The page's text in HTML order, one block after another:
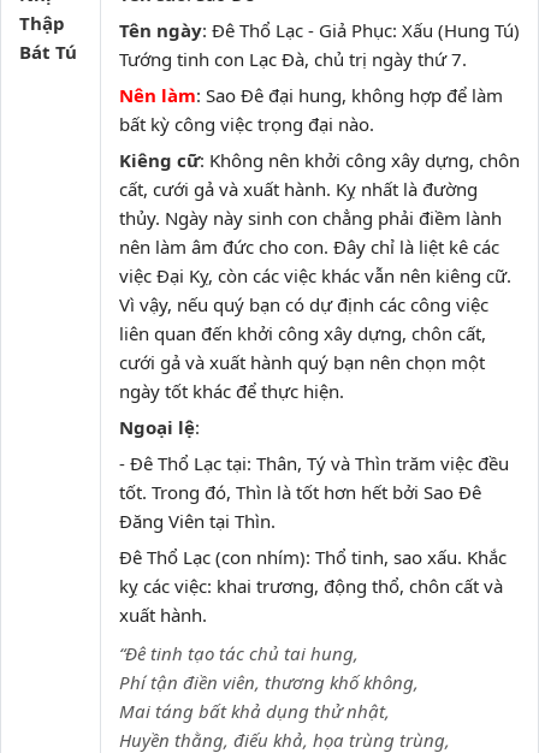
Thập
Bát Tú
Tên ngày: Đê Thổ Lạc - Giả Phục: Xấu (Hung Tú)
Tướng tinh con Lạc Đà, chủ trị ngày thứ 7.
Nên làm: Sao Đê đại hung, không hợp để làm
bất kỳ công việc trọng đại nào.
Kiêng cữ: Không nên khởi công xây dựng, chôn
cất, cưới gả và xuất hành. Kỵ nhất là đường
thủy. Ngày này sinh con chẳng phải điềm lành
nên làm âm đức cho con. Đây chỉ là liệt kê các
việc Đại Kỵ, còn các việc khác vẫn nên kiêng cữ.
Vì vậy, nếu quý bạn có dự định các công việc
liên quan đến khởi công xây dựng, chôn cất,
cưới gả và xuất hành quý bạn nên chọn một
ngày tốt khác để thực hiện.
Ngoại lệ:
- Đê Thổ Lạc tại: Thân, Tý và Thìn trăm việc đều
tốt. Trong đó, Thìn là tốt hơn hết bởi Sao Đê
Đăng Viên tại Thìn.
Đê Thổ Lạc (con nhím): Thổ tinh, sao xấu. Khắc
kỵ các việc: khai trương, động thổ, chôn cất và
xuất hành.
“Đê tinh tạo tác chủ tai hung,
Phí tận điền viên, thương khố không,
Mai táng bất khả dụng thử nhật,
Huyền thằng, điếu khả, họa trùng trùng,